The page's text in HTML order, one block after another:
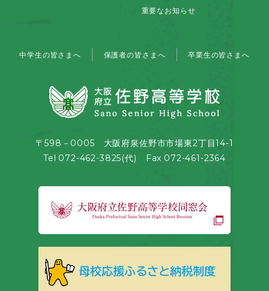
重要なお知らせ
中学生の皆さまへ 保護者の皆さまへ 卒業生の皆さまへ
〒598－0005 大阪府泉佐野市市場東2丁目14-1
Tel 072-462-3825(代) Fax 072-461-2364